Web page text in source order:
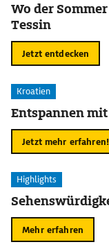
Wo der
Tessin
Jetzt entdecken
Kroatien
Entspannen
Jetzt mehr erfahren!
Highlights
Mehr erfahren